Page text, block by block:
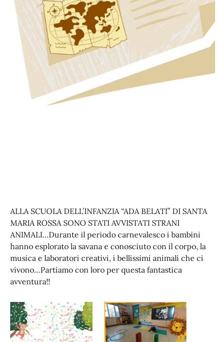
ALLA SCUOLA DELL’INFANZIA “ADA BELATI” DI SANTA
MARIA ROSSA SONO STATI AVVISTATI STRANI
ANIMALI…Durante il periodo carnevalesco i bambini
hanno esplorato la savana e conosciuto con il corpo, la
musica e laboratori creativi, i bellissimi animali che ci
vivono…Partiamo con loro per questa fantastica
avventura!!